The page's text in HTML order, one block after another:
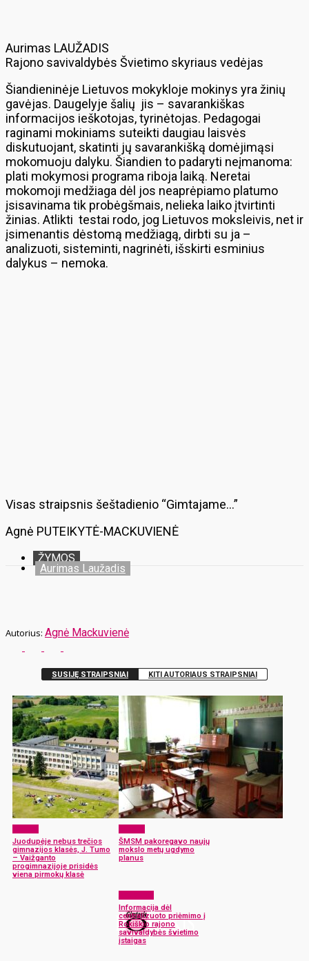
Aurimas LAUŽADIS
Rajono savivaldybės Švietimo skyriaus vedėjas
Šiandieninėje Lietuvos mokykloje mokinys yra žinių
gavėjas. Daugelyje šalių jis – savarankiškas
informacijos ieškotojas, tyrinėtojas. Pedagogai
raginami mokiniams suteikti daugiau laisvės
diskutuojant, skatinti jų savarankišką domėjimąsi
mokomuoju dalyku. Šiandien to padaryti neįmanoma:
plati mokymosi programa riboja laiką. Neretai
mokomoji medžiaga dėl jos neaprėpiamo platumo
įsisavinama tik probėgšmais, nelieka laiko įtvirtinti
žinias. Atlikti testai rodo, jog Lietuvos moksleivis, net ir
įsimenantis dėstomą medžiagą, dirbti su ja –
analizuoti, sisteminti, nagrinėti, išskirti esminius
dalykus – nemoka.
Visas straipsnis šeštadienio “Gimtajame…”
Agnė PUTEIKYTĖ-MACKUVIENĖ
ŽYMOS
Aurimas Laužadis
Agnė Mackuvienė
SUSIJĘ STRAIPSNIAI KITI AUTORIAUS STRAIPSNIAI
Juodupėje nebus trečios
gimnazijos klasės, J. Tumo
– Vaižganto
progimnazijoje prisidės
viena pirmokų klasė
ŠMSM pakoregavo naujų
mokslo metų ugdymo
planus
Informacija dėl
centralizuoto priėmimo į
Rokiškio rajono
savivaldybės švietimo
įstaigas